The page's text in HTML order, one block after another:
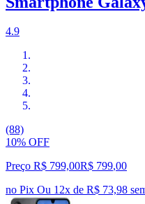
4.9
(88)
10% OFF
Preço R$ 799,00R$ 799,00
no Pix Ou 12x de R$ 73,98